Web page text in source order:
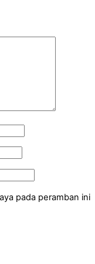
pada peramban ini